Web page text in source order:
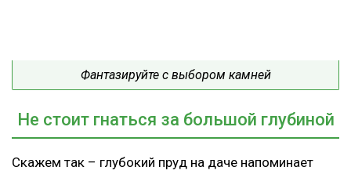
Фантазируйте с выбором камней
Не стоит гнаться за большой глубиной
Скажем так – глубокий пруд на даче напоминает